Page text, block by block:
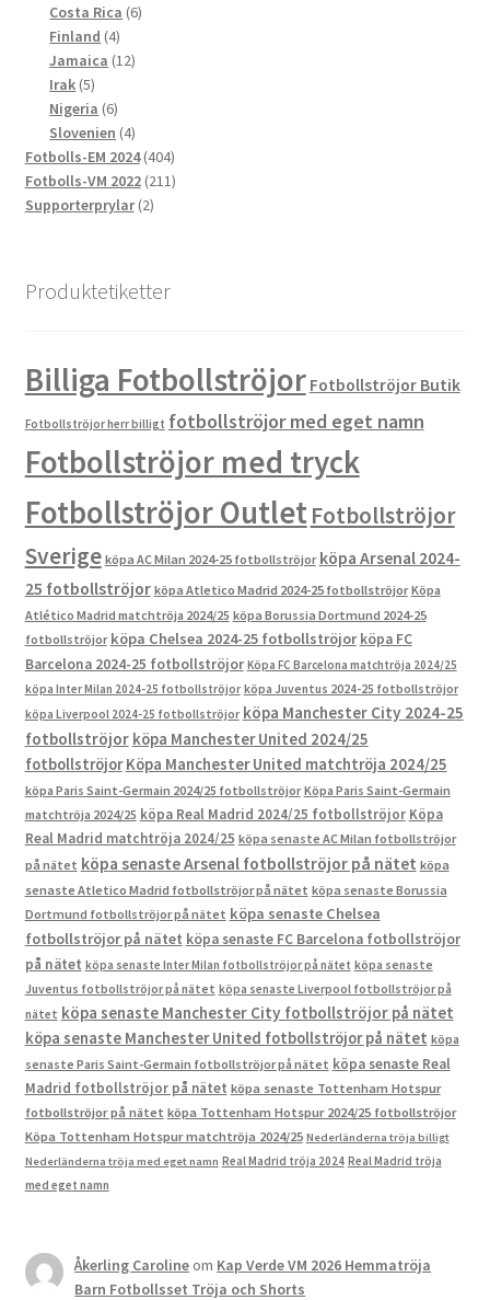
produkter
Costa Rica 66
Finland 44
produkter
Jamaica 1212
Irak 55
produkter
Nigeria 66
produkter
Slovenien 44
produkter
Fotbolls-EM 2024 404404
produkter
Fotbolls-VM 2022 211211
Supporterprylar 22
Produktetiketter
Billiga Fotbollströjor Fotbollströjor Butik
Fotbollströjor herr billigt fotbollströjor med eget namn
Fotbollströjor med tryck
Fotbollströjor OutletFotbollströjor
Sverige köpa AC Milan 2024-25 fotbollströjor köpa Arsenal 2024-
25 fotbollströjor köpa Atletico Madrid 2024-25 fotbollströjor Köpa
Atlético Madrid matchtröja 2024/25 köpa Borussia Dortmund 2024-25
fotbollströjor köpa Chelsea 2024-25 fotbollströjor köpa FC
Barcelona 2024-25 fotbollströjor Köpa FC Barcelona matchtröja 2024/25
köpa Inter Milan 2024-25 fotbollströjor köpa Juventus 2024-25 fotbollströjor
köpa Liverpool 2024-25 fotbollströjor köpa Manchester City 2024-25
fotbollströjor köpa Manchester United 2024/25
fotbollströjor Köpa Manchester United matchtröja 2024/25
köpa Paris Saint-Germain 2024/25 fotbollströjor Köpa Paris Saint-Germain
matchtröja 2024/25 köpa Real Madrid 2024/25 fotbollströjor Köpa
Real Madrid matchtröja 2024/25 köpa senaste AC Milan fotbollströjor
på nätet köpa senaste Arsenal fotbollströjor på nätet köpa
senaste Atletico Madrid fotbollströjor på nätet köpa senaste Borussia
Dortmund fotbollströjor på nätet köpa senaste Chelsea
fotbollströjor på nätet köpa senaste FC Barcelona fotbollströjor
på nätet köpa senaste Inter Milan fotbollströjor på nätet köpa senaste
Juventus fotbollströjor på nätet köpa senaste Liverpool fotbollströjor på
nätet köpa senaste Manchester City fotbollströjor på nätet
köpa senaste Manchester United fotbollströjor på nätet köpa
senaste Paris Saint-Germain fotbollströjor på nätet köpa senaste Real
Madrid fotbollströjor på nätet köpa senaste Tottenham Hotspur
fotbollströjor på nätet köpa Tottenham Hotspur 2024/25 fotbollströjor
Köpa Tottenham Hotspur matchtröja 2024/25 Nederländerna tröja billigt
Nederländerna tröja med eget namn Real Madrid tröja 2024 Real Madrid tröja
med eget namn
Åkerling Carolineom Kap Verde VM 2026 Hemmatröja
Barn Fotbollsset Tröja och Shorts